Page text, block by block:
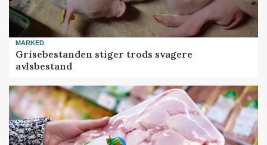
MARKED
Grisebestanden stiger trods svagere
avlsbestand